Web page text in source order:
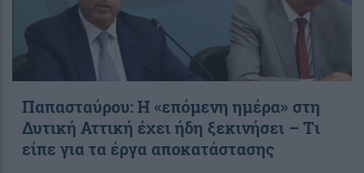
Παπασταύρου: Η «επόμενη ημέρα» στη
Δυτική Αττική έχει ήδη ξεκινήσει – Tι
είπε για τα έργα αποκατάστασης